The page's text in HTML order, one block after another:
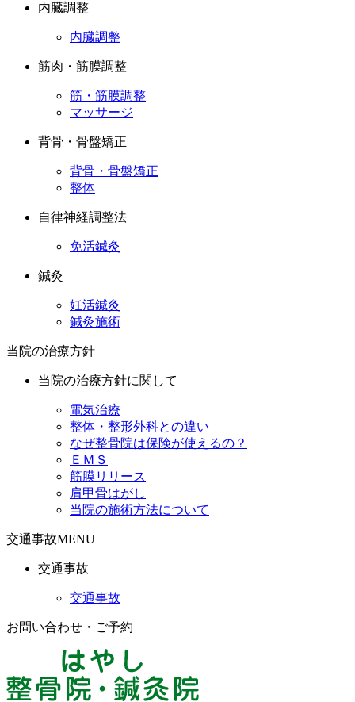
内臓調整
内臓調整
筋肉・筋膜調整
筋・筋膜調整
マッサージ
背骨・骨盤矯正
背骨・骨盤矯正
整体
自律神経調整法
免活鍼灸
鍼灸
妊活鍼灸
鍼灸施術
当院の治療方針
当院の治療方針に関して
電気治療
整体・整形外科との違い
なぜ整骨院は保険が使えるの？
ＥＭＳ
筋膜リリース
肩甲骨はがし
当院の施術方法について
交通事故MENU
交通事故
交通事故
お問い合わせ・ご予約